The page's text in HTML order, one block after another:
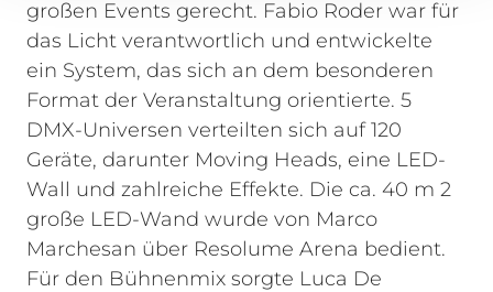
großen Events gerecht. Fabio Roder war für
das Licht verantwortlich und entwickelte
ein System, das sich an dem besonderen
Format der Veranstaltung orientierte. 5
DMX-Universen verteilten sich auf 120
Geräte, darunter Moving Heads, eine LED-
Wall und zahlreiche Effekte. Die ca. 40 m 2
große LED-Wand wurde von Marco
Marchesan über Resolume Arena bedient.
Für den Bühnenmix sorgte Luca De